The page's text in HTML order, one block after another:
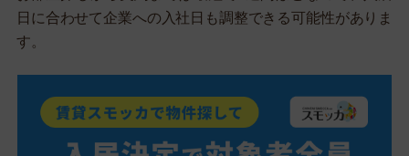
日に合わせて企業への入社日も調整できる可能性がありま
す。